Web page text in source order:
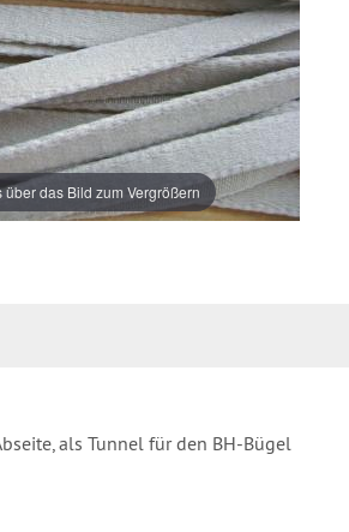
das Bild zum Vergrößern
als Tunnel für den BH-Bügel